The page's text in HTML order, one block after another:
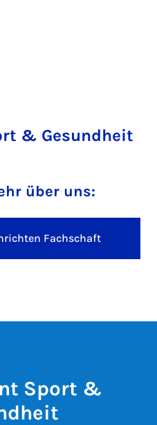
& Gesundheit
über uns:
Fachschaft
Sport &